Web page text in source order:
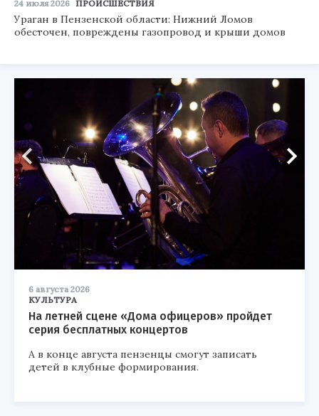
24 июля 2026 ПРОИСШЕСТВИЯ
Ураган в Пензенской области: Нижний Ломов
обесточен, повреждены газопровод и крыши домов
6 августа 2026
КУЛЬТУРА
На летней сцене «Дома офицеров» пройдет
серия бесплатных концертов
А в конце августа пензенцы смогут записать
детей в клубные формирования.